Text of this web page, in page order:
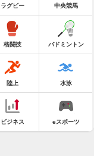
ラグビー 中央競馬
格闘技 バドミントン
陸上 水泳
ビジネス eスポーツ